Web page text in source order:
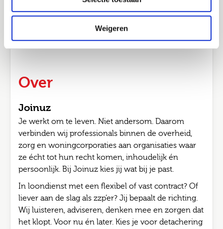
Weigeren
Een solide pensioenregeling voor jouw
Over
Joinuz
Je werkt om te leven. Niet andersom. Daarom
verbinden wij professionals binnen de overheid,
zorg en woningcorporaties aan organisaties waar
ze écht tot hun recht komen, inhoudelijk én
persoonlijk. Bij Joinuz kies jij wat bij je past.
In loondienst met een flexibel of vast contract? Of
liever aan de slag als zzp’er? Jij bepaalt de richting.
Wij luisteren, adviseren, denken mee en zorgen dat
het klopt. Voor nu én later. Kies je voor detachering